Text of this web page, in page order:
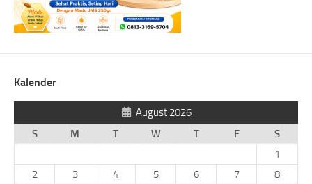
Kalender
August 2026
S
M T W T F
S
1
2
3 4 5 6 7
8